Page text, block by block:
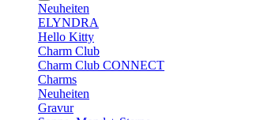
Neuheiten
ELYNDRA
Hello Kitty
Charm Club
Charm Club CONNECT
Charms
Neuheiten
Gravur